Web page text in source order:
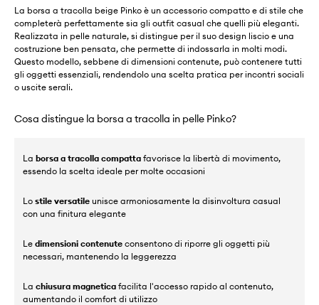
La borsa a tracolla beige Pinko è un accessorio compatto e di stile che
completerà perfettamente sia gli outfit casual che quelli più eleganti.
Realizzata in pelle naturale, si distingue per il suo design liscio e una
costruzione ben pensata, che permette di indossarla in molti modi.
Questo modello, sebbene di dimensioni contenute, può contenere tutti
gli oggetti essenziali, rendendolo una scelta pratica per incontri sociali
o uscite serali.
Cosa distingue la borsa a tracolla in pelle Pinko?
La borsa a tracolla compatta favorisce la libertà di movimento,
essendo la scelta ideale per molte occasioni
Lo stile versatile unisce armoniosamente la disinvoltura casual
con una finitura elegante
Le dimensioni contenute consentono di riporre gli oggetti più
necessari, mantenendo la leggerezza
La chiusura magnetica facilita l'accesso rapido al contenuto,
aumentando il comfort di utilizzo